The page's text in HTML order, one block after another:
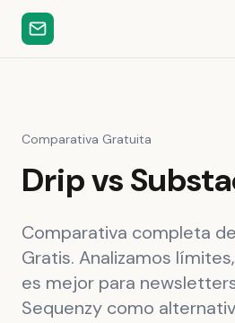
Comparativa Gratuita
Drip vs
Comparativa completa
Gratis. Analizamos
es mejor para
Sequenzy como